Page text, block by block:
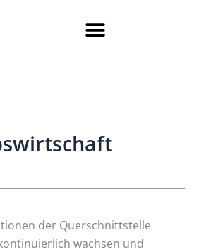
der Querschnittstelle
wachsen und